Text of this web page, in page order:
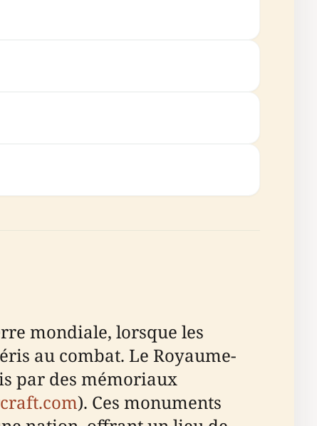
mondiale, lorsque les
au combat. Le Royaume-
par des mémoriaux
). Ces monuments